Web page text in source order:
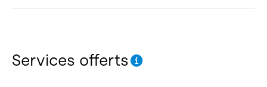
Services offerts